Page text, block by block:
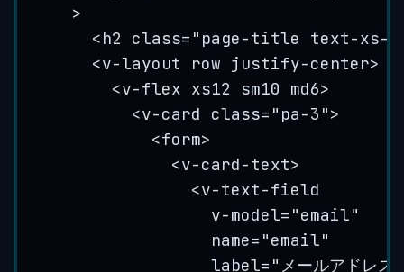
>
<h2 class= " page-title text-xs-
<v-layout row justify-center>
<v-flex xs12 sm10 md6>
<v-card class= " pa-3 ">
<form>
<v-card-text>
<v-text-field
v-model= "email"
name= "email"
label= " メールアドレス